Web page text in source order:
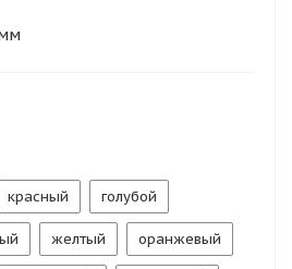
красный голубой
желтый оранжевый